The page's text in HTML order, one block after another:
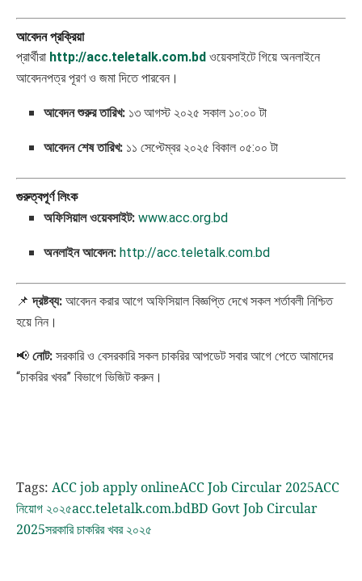
আবেদন প্রক্রিয়া
প্রার্থীরা http://acc.teletalk.com.bd ওয়েবসাইটে গিয়ে অনলাইনে
আবেদনপত্র পূরণ ও জমা দিতে পারবেন।
আবেদন শুরুর তারিখ: ১৩ আগস্ট ২০২৫ সকাল ১০:০০ টা
আবেদন শেষ তারিখ: ১১ সেপ্টেম্বর ২০২৫ বিকাল ০৫:০০ টা
গুরুত্বপূর্ণ লিংক
অফিসিয়াল ওয়েবসাইট: www.acc.org.bd
অনলাইন আবেদন: http://acc.teletalk.com.bd
📌দ্রষ্টব্য: আবেদন করার আগে অফিসিয়াল বিজ্ঞপ্তি দেখে সকল শর্তাবলী নিশ্চিত
হয়ে নিন।
📢 নোট: সরকারি ও বেসরকারি সকল চাকরির আপডেট সবার আগে পেতে আমাদের
“চাকরির খবর” বিভাগে ভিজিট করুন।
Tags: ACC job apply onlineACC Job Circular 2025ACC
নিয়োগ ২০২৫acc.teletalk.com.bdBD Govt Job Circular
2025সরকারি চাকরির খবর ২০২৫